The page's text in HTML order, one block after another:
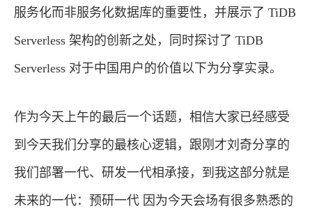
服务化而非服务化数据库的重要性，并展示了 TiDB
Serverless 架构的创新之处，同时探讨了 TiDB
Serverless 对于中国用户的价值以下为分享实录。
作为今天上午的最后一个话题，相信大家已经感受
到今天我们分享的最核心逻辑，跟刚才刘奇分享的
我们部署一代、研发一代相承接，到我这部分就是
未来的一代：预研一代 因为今天会场有很多熟悉的